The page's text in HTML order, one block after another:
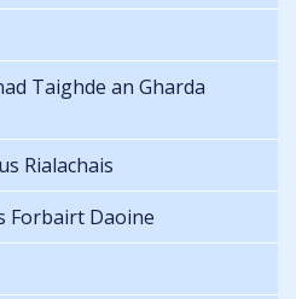
Taighde an Gharda
Rialachais
Forbairt Daoine